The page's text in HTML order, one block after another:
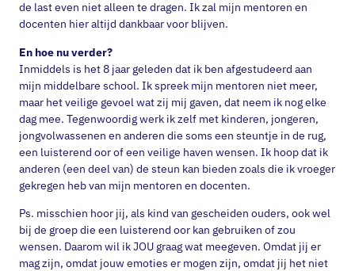
de last even niet alleen te dragen. Ik zal mijn mentoren en
docenten hier altijd dankbaar voor blijven.
En hoe nu verder?
Inmiddels is het 8 jaar geleden dat ik ben afgestudeerd aan
mijn middelbare school. Ik spreek mijn mentoren niet meer,
maar het veilige gevoel wat zij mij gaven, dat neem ik nog elke
dag mee. Tegenwoordig werk ik zelf met kinderen, jongeren,
jongvolwassenen en anderen die soms een steuntje in de rug,
een luisterend oor of een veilige haven wensen. Ik hoop dat ik
anderen (een deel van) de steun kan bieden zoals die ik vroeger
gekregen heb van mijn mentoren en docenten.
Ps. misschien hoor jij, als kind van gescheiden ouders, ook wel
bij de groep die een luisterend oor kan gebruiken of zou
wensen. Daarom wil ik JOU graag wat meegeven. Omdat jij er
mag zijn, omdat jouw emoties er mogen zijn, omdat jij het niet